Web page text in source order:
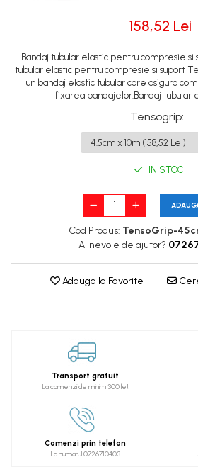
158,52 Lei
Bandaj tubular elastic pentru compresie si
tubular elastic pentru compresie si suport
un bandaj elastic tubular care asigura
fixarea bandajelor.Bandaj tubular
Tensogrip:
IN STOC
Cod Produs: TensoGrip-
Ai nevoie de ajutor?
Adauga la Favorite
Transport gratuit
La comenzi de minim 300 lei!
Comenzi prin telefon
La numarul 0726710403